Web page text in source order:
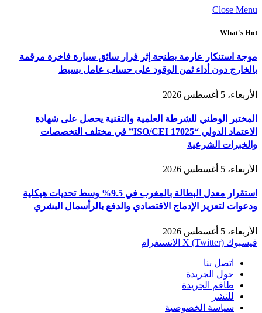
Close Menu
What's Hot
موجة استنكار عارمة بطنجة إثر فرار سائق سيارة فاخرة مرقمة
بالخارج دون أداء ثمن الوقود على حساب عامل بسيط
الأربعاء، 5 أغسطس 2026
المختبر الوطني للشرطة العلمية والتقنية يحصل على شهادة
الاعتماد الدولي “ISO/CEI 17025” في مختلف التخصصات
والخبرات الشرعية
الأربعاء، 5 أغسطس 2026
استقرار معدل البطالة بالمغرب في 9.5% وسط تحديات هيكلية
ودعوات لتعزيز الإدماج الاقتصادي والدفع بالرأسمال البشري
الأربعاء، 5 أغسطس 2026
فيسبوك X (Twitter) الانستغرام
اتصل بنا
حول الجريدة
طاقم الجريدة
للنشر
سياسة الخصوصية